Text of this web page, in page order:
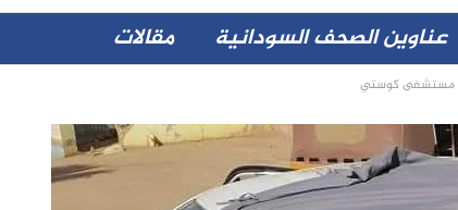
عناوين الصحف السودانية مقالات
مستشفى كوستي